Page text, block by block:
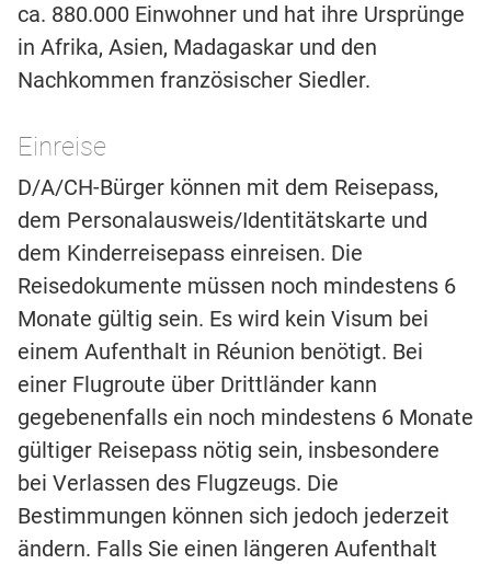
ca. 880.000 Einwohner und hat ihre Ursprünge
in Afrika, Asien, Madagaskar und den
Nachkommen französischer Siedler.
Einreise
D/A/CH-Bürger können mit dem Reisepass,
dem Personalausweis/Identitätskarte und
dem Kinderreisepass einreisen. Die
Reisedokumente müssen noch mindestens 6
Monate gültig sein. Es wird kein Visum bei
einem Aufenthalt in Réunion benötigt. Bei
einer Flugroute über Drittländer kann
gegebenenfalls ein noch mindestens 6 Monate
gültiger Reisepass nötig sein, insbesondere
bei Verlassen des Flugzeugs. Die
Bestimmungen können sich jedoch jederzeit
ändern. Falls Sie einen längeren Aufenthalt